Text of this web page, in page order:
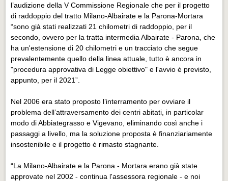
l’audizione della V Commissione Regionale che per il progetto
di raddoppio del tratto Milano-Albairate e la Parona-Mortara
“sono già stati realizzati 21 chilometri di raddoppio, per il
secondo, ovvero per la tratta intermedia Albairate - Parona, che
ha un'estensione di 20 chilometri e un tracciato che segue
prevalentemente quello della linea attuale, tutto è ancora in
"procedura approvativa di Legge obiettivo" e l'avvio è previsto,
appunto, per il 2021”.
Nel 2006 era stato proposto l’interramento per ovviare il
problema dell’attraversamento dei centri abitati, in particolar
modo di Abbiategrasso e Vigevano, eliminando così anche i
passaggi a livello, ma la soluzione proposta è finanziariamente
insostenibile e il progetto è rimasto stagnante.
“La Milano-Albairate e la Parona - Mortara erano già state
approvate nel 2002 - continua l'assessora regionale - e noi